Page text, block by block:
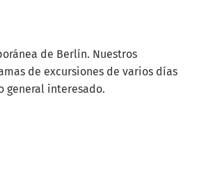
de Berlín. Nuestros
de excursiones de varios días
general interesado.